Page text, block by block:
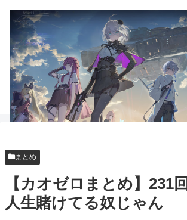
まとめ
【カオゼロまとめ】231
人生賭けてる奴じゃん